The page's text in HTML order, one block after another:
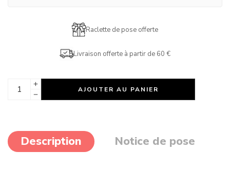
Raclette de pose offerte
Livraison offerte à partir de 60 €
AJOUTER AU PANIER
Description Notice de pose